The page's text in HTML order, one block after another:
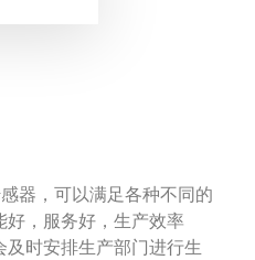
器，可以满足各种不同的
好，服务好，生产效率
时安排生产部门进行生